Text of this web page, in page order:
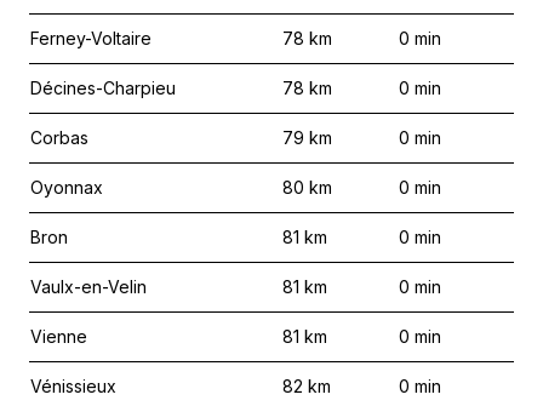
Ferney-Voltaire 78 km 0 min
Décines-Charpieu 78 km 0 min
Corbas 79 km 0 min
Oyonnax 80 km 0 min
Bron 81 km 0 min
Vaulx-en-Velin 81 km 0 min
Vienne 81 km 0 min
Vénissieux 82 km 0 min